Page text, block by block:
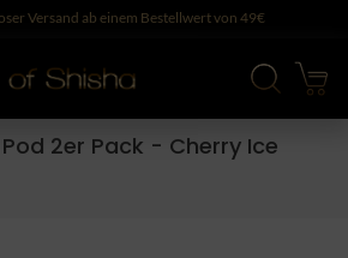
Versand ab einem Bestellwert von 49€
2er Pack - Cherry Ice